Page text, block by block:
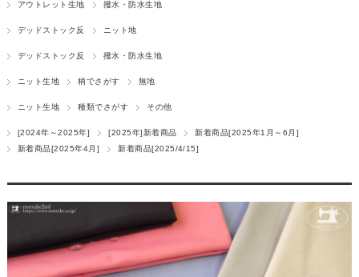
アウトレット生地 撥水・防水生地
デッドストック反 ニット地
デッドストック反 撥水・防水生地
ニット生地 柄でさがす 無地
ニット生地 種類でさがす その他
[2024年～2025年] [2025年]新着商品
新着商品[2025年1月～6月]
新着商品[2025年4月]
新着商品[2025/4/15]